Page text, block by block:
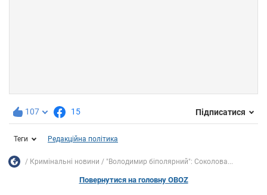
107 15 Підписатися
Теги Редакційна політика
Кримінальні новини "Володимир біполярний": Соколова...
Повернутися на головну OBOZ